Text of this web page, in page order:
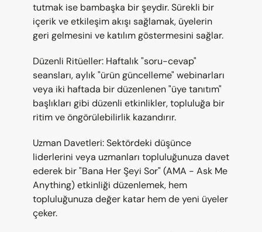
tutmak ise bambaşka bir şeydir. Sürekli bir
içerik ve etkileşim akışı sağlamak, üyelerin
geri gelmesini ve katılım göstermesini sağlar.
Düzenli Ritüeller: Haftalık "soru-cevap"
seansları, aylık "ürün güncelleme" webinarları
veya iki haftada bir düzenlenen "üye tanıtım"
başlıkları gibi düzenli etkinlikler, topluluğa bir
ritim ve öngörülebilirlik kazandırır.
Uzman Davetleri: Sektördeki düşünce
liderlerini veya uzmanları topluluğunuza davet
ederek bir "Bana Her Şeyi Sor" (AMA - Ask Me
Anything) etkinliği düzenlemek, hem
topluluğunuza değer katar hem de yeni üyeler
çeker.